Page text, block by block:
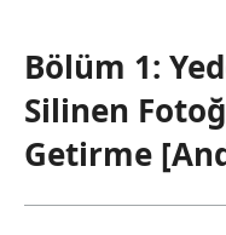
Bölüm 1:
Silinen
Getirme